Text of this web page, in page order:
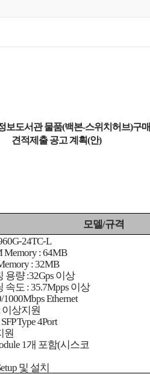
보도서관 물품(백본-스위치허브)구매
견적제출 공고 계획(안)
모델/규격
24TC-L
Memory : 64MB
: 32MB
용량 :32Gps 이상
속도 : 35.7Mpps 이상
1000Mbps Ethernet
이상지원
Type 4Port
원
1개 포함(시스코
및 설치